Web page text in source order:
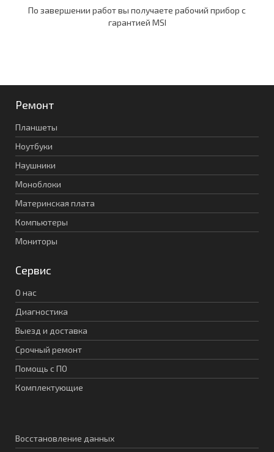
По завершении работ вы получаете рабочий прибор c
гарантией MSI
Ремонт
Планшеты
Ноутбуки
Наушники
Моноблоки
Материнская плата
Компьютеры
Мониторы
Сервис
О нас
Диагностика
Выезд и доставка
Срочный ремонт
Помощь с ПО
Комплектующие
Восстановление данных